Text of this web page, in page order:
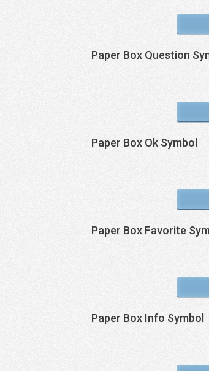
Paper Box Question
Paper Box Ok Symbol
Paper Box Favorite
Paper Box Info Symbol